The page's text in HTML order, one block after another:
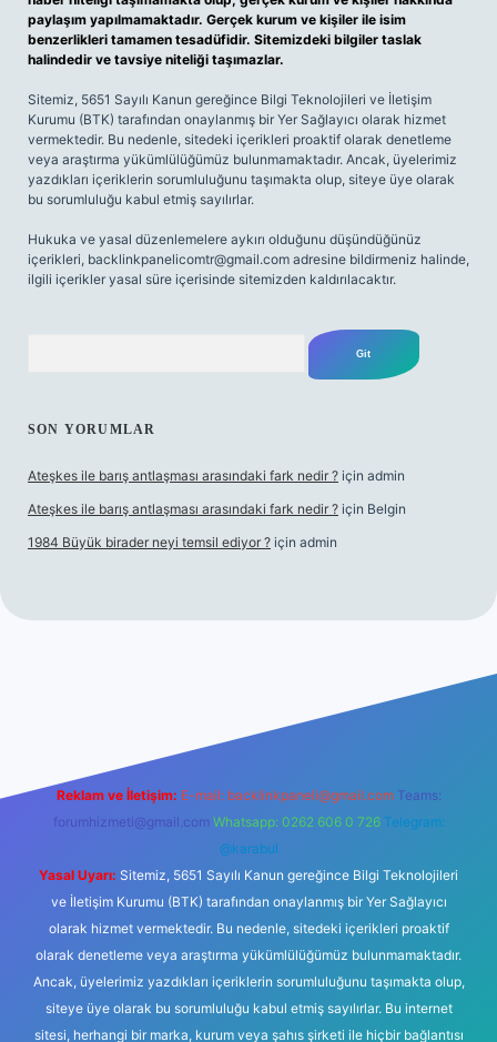
paylaşım yapılmamaktadır. Gerçek kurum ve kişiler ile isim
benzerlikleri tamamen tesadüfidir. Sitemizdeki bilgiler taslak
halindedir ve tavsiye niteliği taşımazlar.
Sitemiz, 5651 Sayılı Kanun gereğince Bilgi Teknolojileri ve İletişim
Kurumu (BTK) tarafından onaylanmış bir Yer Sağlayıcı olarak hizmet
vermektedir. Bu nedenle, sitedeki içerikleri proaktif olarak denetleme
veya araştırma yükümlülüğümüz bulunmamaktadır. Ancak, üyelerimiz
yazdıkları içeriklerin sorumluluğunu taşımakta olup, siteye üye olarak
bu sorumluluğu kabul etmiş sayılırlar.
Hukuka ve yasal düzenlemelere aykırı olduğunu düşündüğünüz
içerikleri, backlinkpanelicomtr@gmail.com adresine bildirmeniz halinde,
ilgili içerikler yasal süre içerisinde sitemizden kaldırılacaktır.
SON YORUMLAR
Ateşkes ile barış antlaşması arasındaki fark nedir ? için admin
Ateşkes ile barış antlaşması arasındaki fark nedir ? için Belgin
1984 Büyük birader neyi temsil ediyor ? için admin
Reklam ve İletişim: E-mail: backlinkpaneli@gmail.com Teams:
forumhizmeti@gmail.com Whatsapp: 0262 606 0 726 Telegram:
@karabul
Yasal Uyarı: Sitemiz, 5651 Sayılı Kanun gereğince Bilgi Teknolojileri
ve İletişim Kurumu (BTK) tarafından onaylanmış bir Yer Sağlayıcı
olarak hizmet vermektedir. Bu nedenle, sitedeki içerikleri proaktif
olarak denetleme veya araştırma yükümlülüğümüz bulunmamaktadır.
Ancak, üyelerimiz yazdıkları içeriklerin sorumluluğunu taşımakta olup,
siteye üye olarak bu sorumluluğu kabul etmiş sayılırlar. Bu internet
sitesi, herhangi bir marka, kurum veya şahıs şirketi ile hiçbir bağlantısı